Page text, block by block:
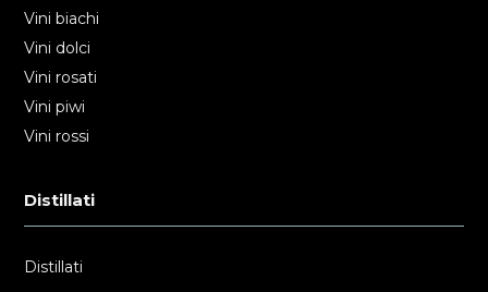
Vini biachi
Vini dolci
Vini rosati
Vini piwi
Vini rossi
Distillati
Distillati